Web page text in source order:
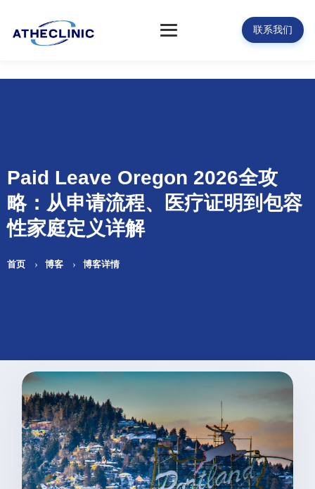
联系我们
Paid Leave Oregon 2026全攻
略：从申请流程、医疗证明到包容
性家庭定义详解
首页 博客 博客详情